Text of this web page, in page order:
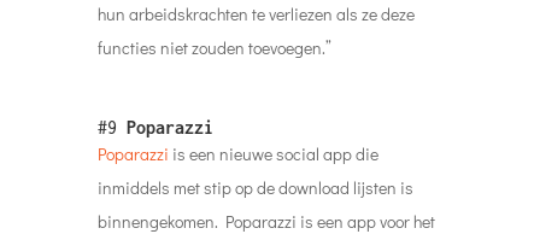
hun arbeidskrachten te verliezen als ze deze
functies niet zouden toevoegen.”
#9 Poparazzi
Poparazzi is een nieuwe social app die
inmiddels met stip op de download lijsten is
binnengekomen. Poparazzi is een app voor het